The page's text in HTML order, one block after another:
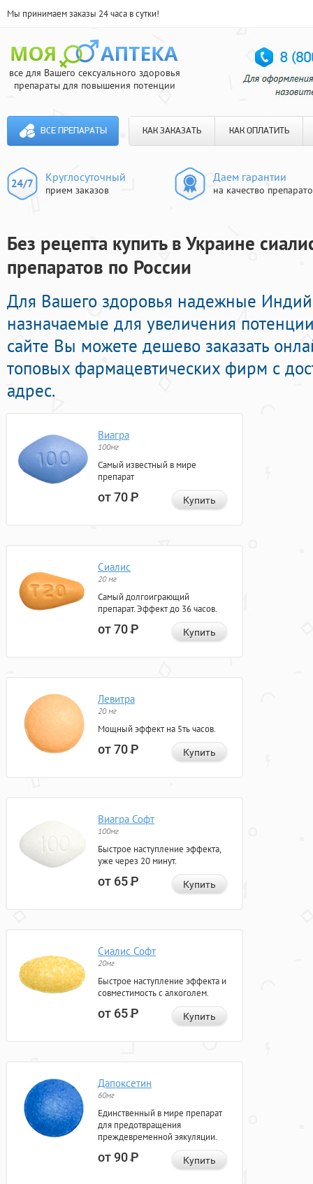
Мы принимаем заказы 24 часа в сутки!
все для Вашего сексуального здоровья
препараты для повышения потенции
ВСЕ ПРЕПАРАТЫ КАК ЗАКАЗАТЬ КАК ОПЛАТИТЬ
Круглосуточный
прием заказов
Даем гарантии
на качество
Без рецепта купить в Украине
препаратов по России
Для Вашего здоровья надежные
назначаемые для увеличения
сайте Вы можете дешево заказать
топовых фармацевтических фирм с
адрес.
Виагра
100мг
Самый известный в мире
препарат
от 70Р Купить
Сиалис
20 мг
Самый долгоиграющий
препарат. Эффект до 36 часов.
от 70Р Купить
Левитра
20 мг
Мощный эффект на 5ть часов.
от 70Р Купить
Виагра Софт
100мг
Быстрое наступление эффекта,
уже через 20 минут.
от 65Р Купить
Сиалис Софт
20мг
Быстрое наступление эффекта и
совместимость с алкоголем.
от 65Р Купить
Дапоксетин
60мг
Единственный в мире препарат
для предотвращения
преждевременной эякуляции.
от 90Р Купить